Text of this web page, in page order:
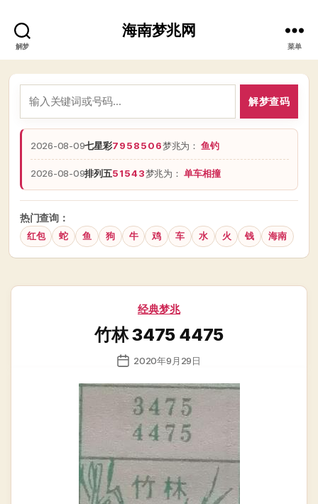
解梦
海南梦兆网
菜单
解梦查码
2026-08-09七星彩7958506梦兆为：鱼钓
2026-08-09排列五51543梦兆为：单车相撞
热门查询：
红包 蛇 鱼 狗 牛 鸡 车 水 火 钱 海南
分
经典梦兆
竹林 3475 4475
发
日
期
2020年9月29日